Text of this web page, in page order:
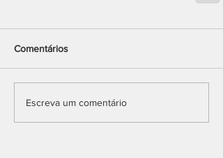
Comentários
Escreva um comentário